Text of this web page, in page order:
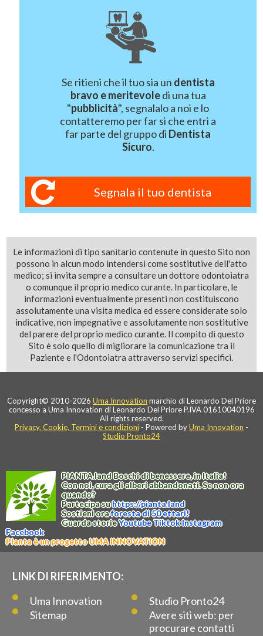
Se ritieni che il tuo sia un dentista
bravo e meritevoledi una tua
"pubblicità", segnalalo a noi e lo
contatteremo per far si che entri a
far parte del gruppo di Dentista
Sicuro.
Segnala il tuo dentista
Le informazioni di tipo sanitario contenute in questo Sito non
possono in alcun modo intendersi come sostitutive dell'atto
medico; si invita sempre a consultare un dottore odontoiatra
o comunque il proprio medico curante. In particolare, le
informazioni eventualmente presenti non costituiscono
assolutamente una visita medica ed essere considerate solo
indicative, non impegnative e assolutamente non sostitutive
del parere del proprio medico curante. Il compito di questo
Sito è solo quello di migliorare la comunicazione tra il
Paziente e l'Odontoiatra attraverso servizi specifici.
Copyright© 2010-2026 Uma Innovation marchio di Leonardo Del Priore
concesso a Uma Innovation di Leonardo Del Priore P.IVA 01610040196
All rights reserved.
Privacy, Cookie, Termini e condizioni - Powered byUma Innovation -
Studio Pronto24
PIANTA.landBoschi di benessere, in Italia!
Con noi, cura gli alberi abbandonati. Se non ora
quando?
Partecipa suhttps://pianta.land
Sostieni oraforesta di 50 ettari!
Guarda storieYoutubeTiktokInstagram
Facebook
Pianta è un progetto UMA INNOVATION
LINK DI RIFERIMENTO:
Uma Innovation
Studio Pronto24
Sitemap
Avere siti web: per
procurare contatti